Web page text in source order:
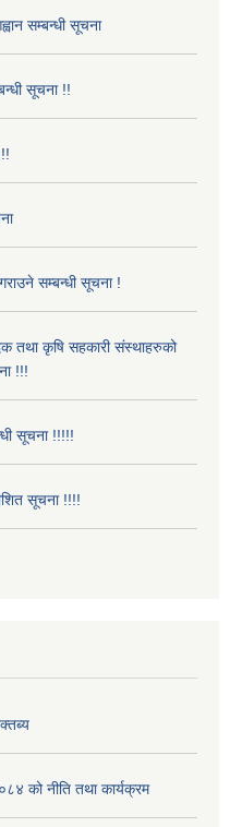
सम्बन्धी सूचना
सूचना !!
सम्बन्धी सूचना !
तथा कृषि सहकारी संस्थाहरुको
!!!
सूचना !!!!!
सूचना !!!!
को नीति तथा कार्यक्रम